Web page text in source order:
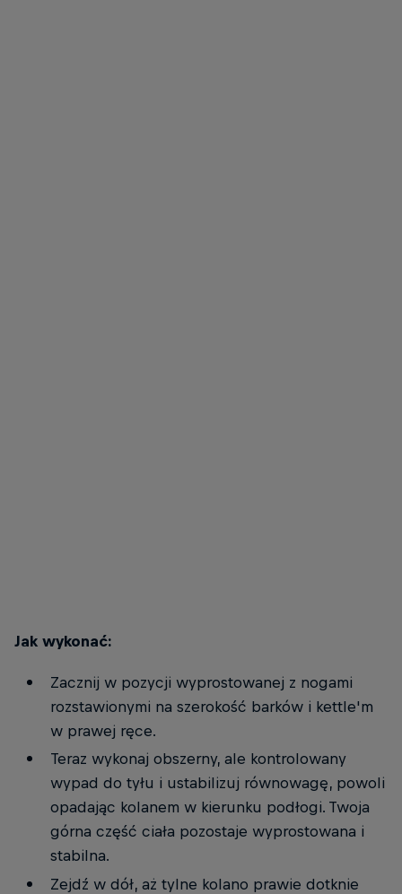
Jak wykonać:
Zacznij w pozycji wyprostowanej z nogami
rozstawionymi na szerokość barków i kettle'm
w prawej ręce.
Teraz wykonaj obszerny, ale kontrolowany
wypad do tyłu i ustabilizuj równowagę, powoli
opadając kolanem w kierunku podłogi. Twoja
górna część ciała pozostaje wyprostowana i
stabilna.
Zejdź w dół, aż tylne kolano prawie dotknie